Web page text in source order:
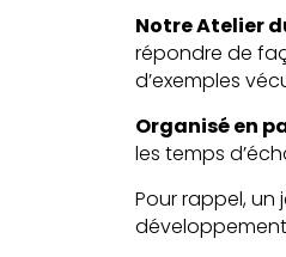
Notre Atelier
répondre de
d’exemples
Organisé en
les temps
Pour rappel,